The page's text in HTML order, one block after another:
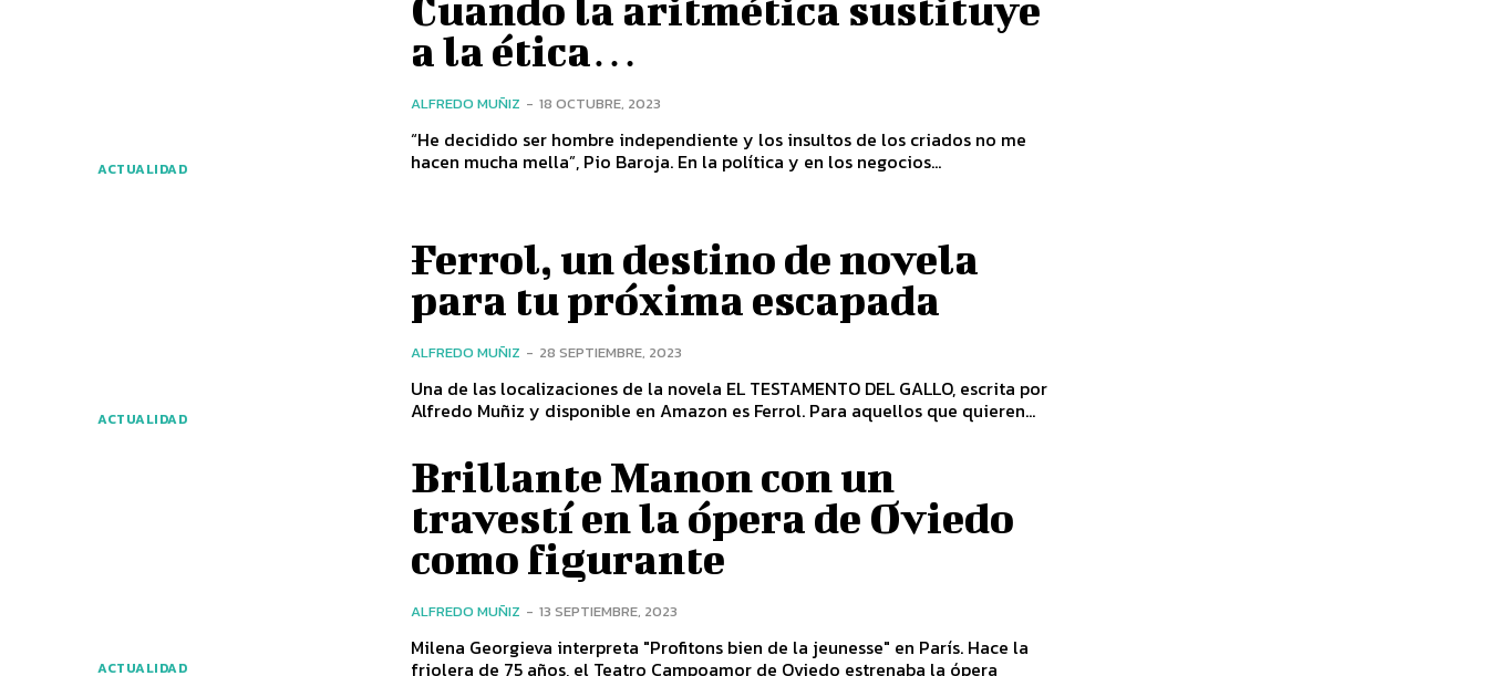
ACTUALIDAD
Cuando la aritmética sustituye
a la ética…
ALFREDO MUÑIZ - 18 OCTUBRE, 2023
“He decidido ser hombre independiente y los insultos de los criados no me
hacen mucha mella”, Pio Baroja. En la política y en los negocios...
ACTUALIDAD
Ferrol, un destino de novela
para tu próxima escapada
ALFREDO MUÑIZ - 28 SEPTIEMBRE, 2023
Una de las localizaciones de la novela EL TESTAMENTO DEL GALLO, escrita por
Alfredo Muñiz y disponible en Amazon es Ferrol. Para aquellos que quieren...
ACTUALIDAD
Brillante Manon con un
travestí en la ópera de Oviedo
como figurante
ALFREDO MUÑIZ - 13 SEPTIEMBRE, 2023
Milena Georgieva interpreta "Profitons bien de la jeunesse" en París. Hace la
friolera de 75 años, el Teatro Campoamor de Oviedo estrenaba la ópera